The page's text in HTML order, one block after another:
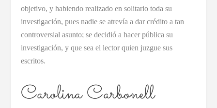
objetivo, y habiendo realizado en solitario toda su
investigación, pues nadie se atrevía a dar crédito a tan
controversial asunto; se decidió a hacer pública su
investigación, y que sea el lector quien juzgue sus
escritos.
Carolina Carbonell